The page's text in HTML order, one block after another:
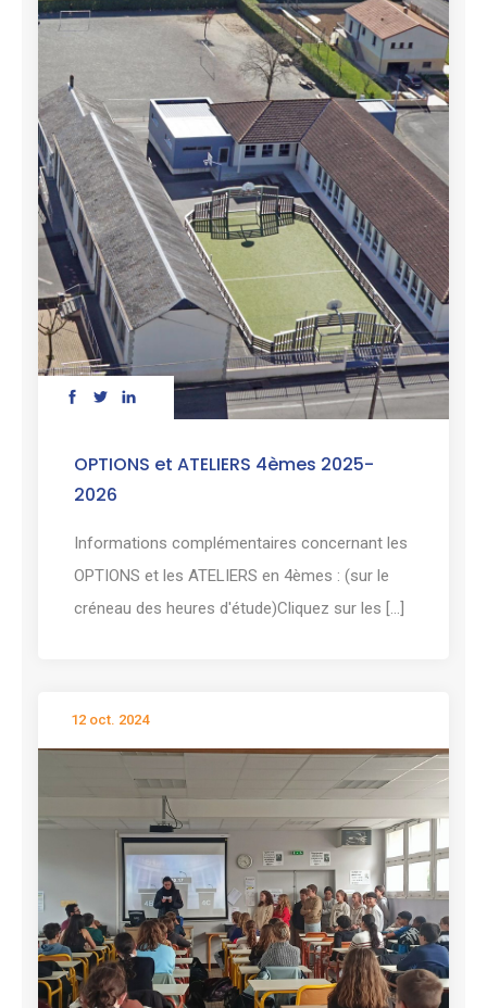
OPTIONS et ATELIERS 4èmes 2025-
2026
Informations complémentaires concernant les
OPTIONS et les ATELIERS en 4èmes : (sur le
créneau des heures d'étude)Cliquez sur les [...]
12 oct. 2024